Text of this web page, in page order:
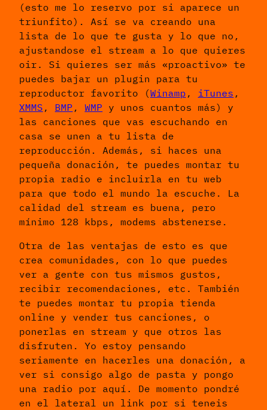
(esto me lo reservo por si aparece un
triunfito). Así se va creando una
lista de lo que te gusta y lo que no,
ajustandose el stream a lo que quieres
oir. Si quieres ser más «proactivo» te
puedes bajar un plugin para tu
reproductor favorito (Winamp , iTunes ,
XMMS , BMP , WMP y unos cuantos más) y
las canciones que vas escuchando en
casa se unen a tu lista de
reproducción. Además, si haces una
pequeña donación, te puedes montar tu
propia radio e incluirla en tu web
para que todo el mundo la escuche. La
calidad del stream es buena, pero
mínimo 128 kbps, modems abstenerse.
Otra de las ventajas de esto es que
crea comunidades, con lo que puedes
ver a gente con tus mismos gustos,
recibir recomendaciones, etc. También
te puedes montar tu propia tienda
online y vender tus canciones, o
ponerlas en stream y que otros las
disfruten. Yo estoy pensando
seriamente en hacerles una donación, a
ver si consigo algo de pasta y pongo
una radio por aquí. De momento pondré
en el lateral un link por si teneis